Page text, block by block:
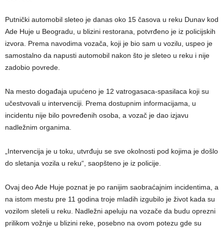
Putnički automobil sleteo je danas oko 15 časova u reku Dunav kod
Ade Huje u Beogradu, u blizini restorana, potvrđeno je iz policijskih
izvora. Prema navodima vozača, koji je bio sam u vozilu, uspeo je
samostalno da napusti automobil nakon što je sleteo u reku i nije
zadobio povrede.
Na mesto događaja upućeno je 12 vatrogasaca-spasilaca koji su
učestvovali u intervenciji. Prema dostupnim informacijama, u
incidentu nije bilo povređenih osoba, a vozač je dao izjavu
nadležnim organima.
„Intervencija je u toku, utvrđuju se sve okolnosti pod kojima je došlo
do sletanja vozila u reku“, saopšteno je iz policije.
Ovaj deo Ade Huje poznat je po ranijim saobraćajnim incidentima, a
na istom mestu pre 11 godina troje mladih izgubilo je život kada su
vozilom sleteli u reku. Nadležni apeluju na vozače da budu oprezni
prilikom vožnje u blizini reke, posebno na ovom potezu gde su